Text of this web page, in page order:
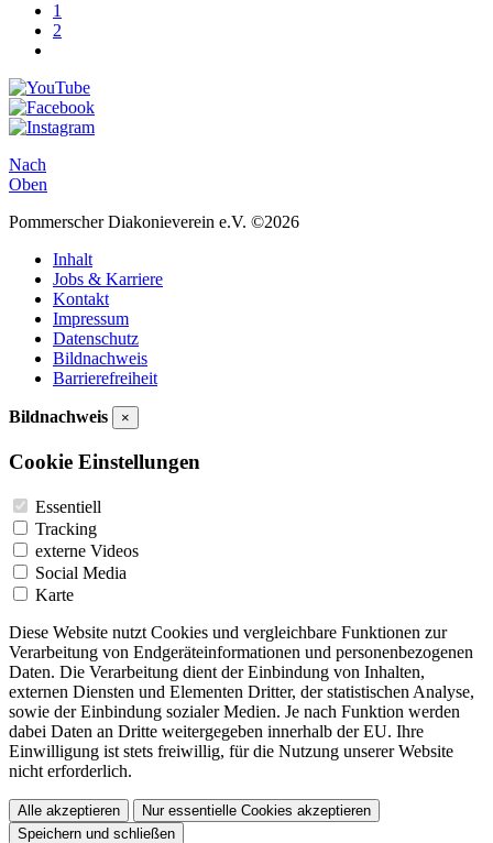
1
2
Nach
Oben
Pommerscher Diakonieverein e.V. ©2026
Inhalt
Jobs & Karriere
Kontakt
Impressum
Datenschutz
Bildnachweis
Barrierefreiheit
Bildnachweis ×
Cookie Einstellungen
Essentiell
Tracking
externe Videos
Social Media
Karte
Diese Website nutzt Cookies und vergleichbare Funktionen zur
Verarbeitung von Endgeräteinformationen und personenbezogenen
Daten. Die Verarbeitung dient der Einbindung von Inhalten,
externen Diensten und Elementen Dritter, der statistischen Analyse,
sowie der Einbindung sozialer Medien. Je nach Funktion werden
dabei Daten an Dritte weitergegeben innerhalb der EU. Ihre
Einwilligung ist stets freiwillig, für die Nutzung unserer Website
nicht erforderlich.
Alle akzeptieren
Nur essentielle Cookies akzeptieren
Speichern und schließen